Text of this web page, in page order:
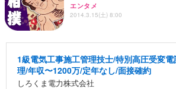
エンタメ
2014.3.15(土) 8:00
1級電気工事施工管理技士/特別高圧受変
理/年収〜1200万/定年なし/面接確約
しろくま電力株式会社